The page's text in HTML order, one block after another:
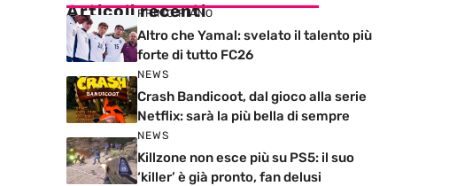
Articoli recenti
PRIMO PIANO
Altro che Yamal: svelato il talento più
forte di tutto FC26
NEWS
Crash Bandicoot, dal gioco alla serie
Netflix: sarà la più bella di sempre
NEWS
Killzone non esce più su PS5: il suo
‘killer’ è già pronto, fan delusi